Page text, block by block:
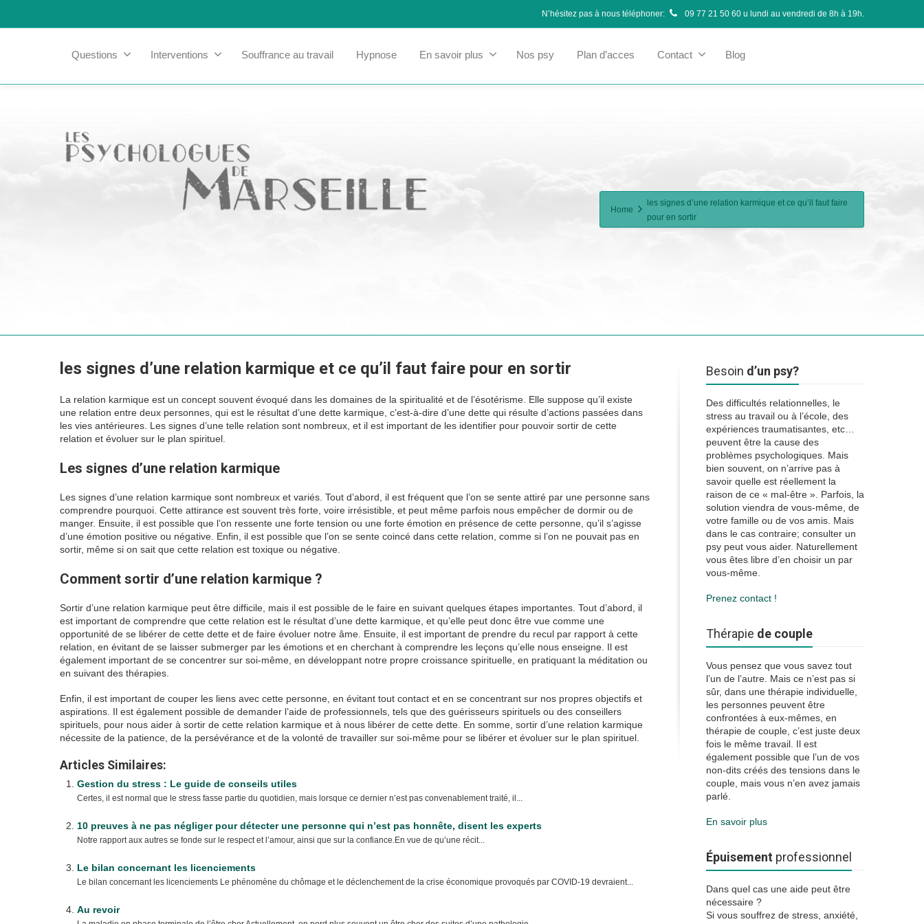
N’hésitez pas à nous téléphoner: 09 77 21 50 60 u lundi au vendredi de 8h à 19h.
Questions Interventions Souffrance au travail Hypnose En savoir plus Nos psy Plan d’acces Contact Blog
Home
les signes d’une relation karmique et ce qu’il faut faire
pour en sortir
les signes d’une relation karmique et ce qu’il faut faire pour en sortir
La relation karmique est un concept souvent évoqué dans les domaines de la spiritualité et de l’ésotérisme. Elle suppose qu’il existe
une relation entre deux personnes, qui est le résultat d’une dette karmique, c’est-à-dire d’une dette qui résulte d’actions passées dans
les vies antérieures. Les signes d’une telle relation sont nombreux, et il est important de les identifier pour pouvoir sortir de cette
relation et évoluer sur le plan spirituel.
Les signes d’une relation karmique
Les signes d’une relation karmique sont nombreux et variés. Tout d’abord, il est fréquent que l’on se sente attiré par une personne sans
comprendre pourquoi. Cette attirance est souvent très forte, voire irrésistible, et peut même parfois nous empêcher de dormir ou de
manger. Ensuite, il est possible que l’on ressente une forte tension ou une forte émotion en présence de cette personne, qu’il s’agisse
d’une émotion positive ou négative. Enfin, il est possible que l’on se sente coincé dans cette relation, comme si l’on ne pouvait pas en
sortir, même si on sait que cette relation est toxique ou négative.
Comment sortir d’une relation karmique ?
Sortir d’une relation karmique peut être difficile, mais il est possible de le faire en suivant quelques étapes importantes. Tout d’abord, il
est important de comprendre que cette relation est le résultat d’une dette karmique, et qu’elle peut donc être vue comme une
opportunité de se libérer de cette dette et de faire évoluer notre âme. Ensuite, il est important de prendre du recul par rapport à cette
relation, en évitant de se laisser submerger par les émotions et en cherchant à comprendre les leçons qu’elle nous enseigne. Il est
également important de se concentrer sur soi-même, en développant notre propre croissance spirituelle, en pratiquant la méditation ou
en suivant des thérapies.
Enfin, il est important de couper les liens avec cette personne, en évitant tout contact et en se concentrant sur nos propres objectifs et
aspirations. Il est également possible de demander l’aide de professionnels, tels que des guérisseurs spirituels ou des conseillers
spirituels, pour nous aider à sortir de cette relation karmique et à nous libérer de cette dette. En somme, sortir d’une relation karmique
nécessite de la patience, de la persévérance et de la volonté de travailler sur soi-même pour se libérer et évoluer sur le plan spirituel.
Articles Similaires:
Gestion du stress : Le guide de conseils utiles
Certes, il est normal que le stress fasse partie du quotidien, mais lorsque ce dernier n’est pas convenablement traité, il...
10 preuves à ne pas négliger pour détecter une personne qui n’est pas honnête, disent les experts
Notre rapport aux autres se fonde sur le respect et l’amour, ainsi que sur la confiance.En vue de qu’une récit...
Le bilan concernant les licenciements
Le bilan concernant les licenciements Le phénomène du chômage et le déclenchement de la crise économique provoqués par COVID-19 devraient...
Au revoir
Besoin d’un psy?
Des difficultés relationnelles, le
stress au travail ou à l’école, des
expériences traumatisantes, etc…
peuvent être la cause des
problèmes psychologiques. Mais
bien souvent, on n’arrive pas à
savoir quelle est réellement la
raison de ce « mal-être ». Parfois, la
solution viendra de vous-même, de
votre famille ou de vos amis. Mais
dans le cas contraire; consulter un
psy peut vous aider. Naturellement
vous êtes libre d’en choisir un par
vous-même.
Prenez contact !
Thérapie de couple
Vous pensez que vous savez tout
l’un de l’autre. Mais ce n’est pas si
sûr, dans une thérapie individuelle,
les personnes peuvent être
confrontées à eux-mêmes, en
thérapie de couple, c’est juste deux
fois le même travail. Il est
également possible que l’un de vos
non-dits créés des tensions dans le
couple, mais vous n’en avez jamais
parlé.
En savoir plus
Épuisement professionnel
Dans quel cas une aide peut être
nécessaire ?
Si vous souffrez de stress, anxiété,